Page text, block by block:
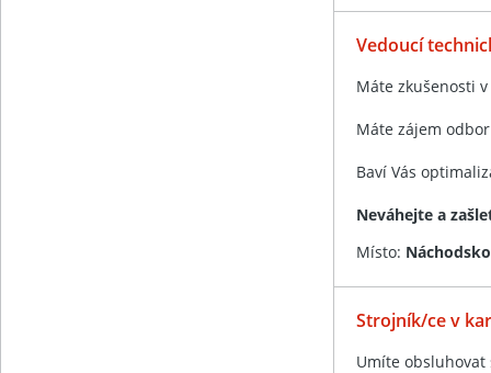
Vedoucí
Máte zkušenosti
Máte zájem
Baví Vás
Neváhejte a
Místo:
Strojník/ce v
Umíte